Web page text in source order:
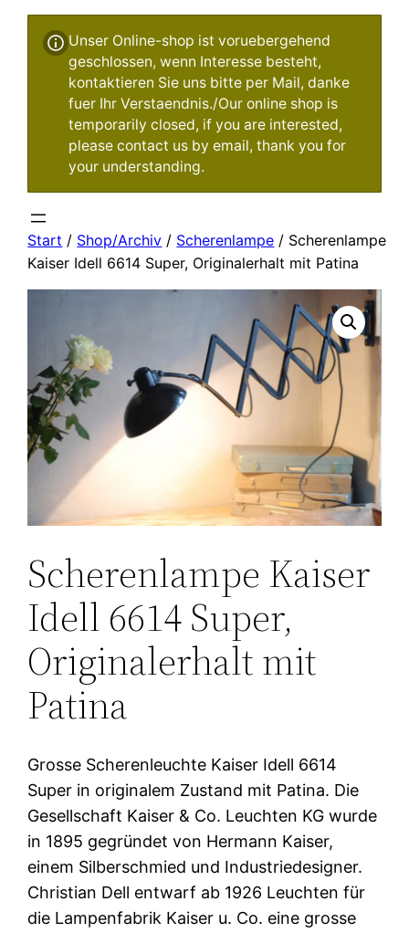
Unser Online-shop ist voruebergehend
geschlossen, wenn Interesse besteht,
kontaktieren Sie uns bitte per Mail, danke
fuer Ihr Verstaendnis./Our online shop is
temporarily closed, if you are interested,
please contact us by email, thank you for
your understanding.
Start / Shop/Archiv / Scherenlampe / Scherenlampe
Kaiser Idell 6614 Super, Originalerhalt mit Patina
Scherenlampe Kaiser
Idell 6614 Super,
Originalerhalt mit
Patina
Grosse Scherenleuchte Kaiser Idell 6614
Super in originalem Zustand mit Patina. Die
Gesellschaft Kaiser & Co. Leuchten KG wurde
in 1895 gegründet von Hermann Kaiser,
einem Silberschmied und Industriedesigner.
Christian Dell entwarf ab 1926 Leuchten für
die Lampenfabrik Kaiser u. Co. eine grosse